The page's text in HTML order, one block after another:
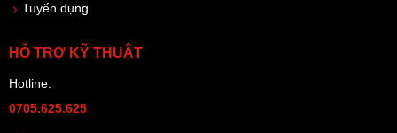
Tuyển dụng
HỖ TRỢ KỸ THUẬT
Hotline:
0705.625.625